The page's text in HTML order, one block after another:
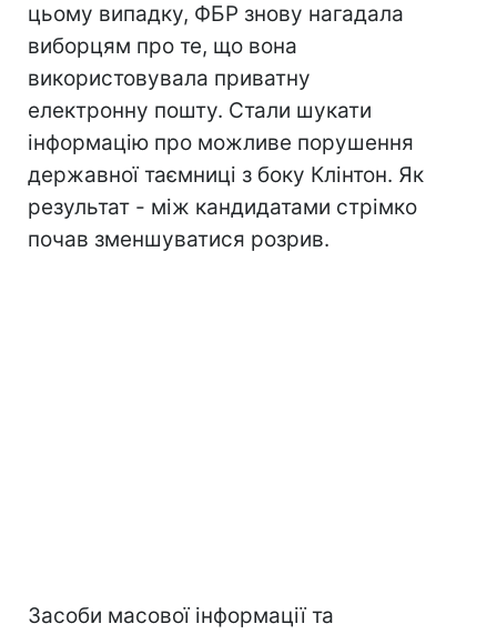
цьому випадку, ФБР знову нагадала
виборцям про те, що вона
використовувала приватну
електронну пошту. Стали шукати
інформацію про можливе порушення
державної таємниці з боку Клінтон. Як
результат - між кандидатами стрімко
почав зменшуватися розрив.
Засоби масової інформації та